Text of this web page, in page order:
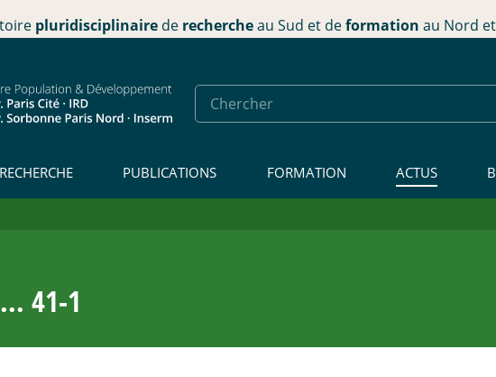
pluridisciplinaire de rechercheau Sud et deformation au Nord
RECHERCHE PUBLICATIONS FORMATION ACTUS
41-1